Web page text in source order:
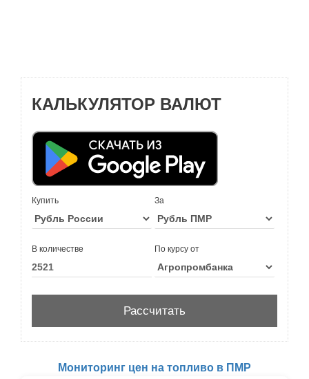
КАЛЬКУЛЯТОР ВАЛЮТ
Купить За
В количестве По курсу от
Мониторинг цен на топливо в ПМР